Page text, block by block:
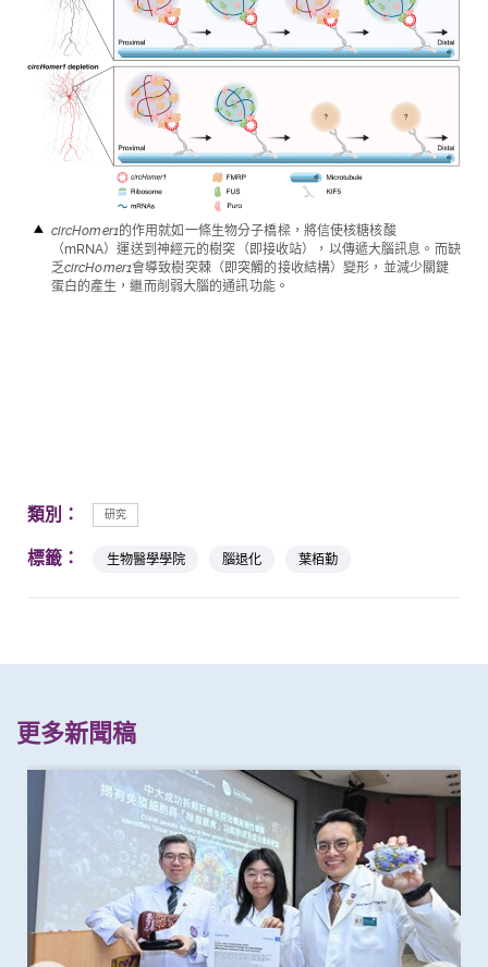
circHomer1的作用就如一條生物分子橋樑，將信使核糖核酸
（mRNA）運送到神經元的樹突（即接收站），以傳遞大腦訊息。而缺
乏circHomer1會導致樹突棘（即突觸的接收結構）變形，並減少關鍵
蛋白的產生，繼而削弱大腦的通訊功能。
類別： 研究
標籤： 生物醫學學院 腦退化 葉栢勤
更多新聞稿